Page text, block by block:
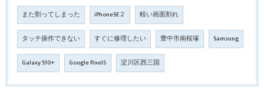
また割ってしまった iPhoneSE２ 軽い画面割れ
タッチ操作できない すぐに修理したい 豊中市南桜塚 Samsung
Galaxy S10+ Google Pixel5 淀川区西三国